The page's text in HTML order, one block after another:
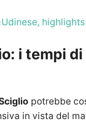
i tempi
potrebbe
in vista del